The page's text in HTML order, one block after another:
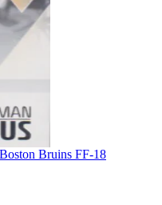
Bruins FF-18